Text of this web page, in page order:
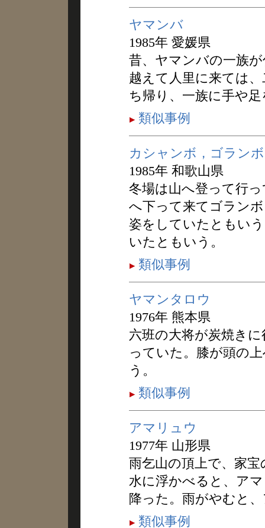
ヤマンバ
1985年 愛媛県
昔、ヤマンバの一族
越えて人里に来ては
ち帰り、一族に手や
類似事例
カシャンボ，ゴランボ
1985年 和歌山県
冬場は山へ登って行
へ下って来てゴラン
姿をしていたともい
いたともいう。
類似事例
ヤマンタロウ
1976年 熊本県
六班の大将が炭焼き
っていた。膝が頭の
う。
類似事例
アマリュウ
1977年 山形県
雨乞山の頂上で、家
水に浮かべると、ア
降った。雨がやむと
類似事例